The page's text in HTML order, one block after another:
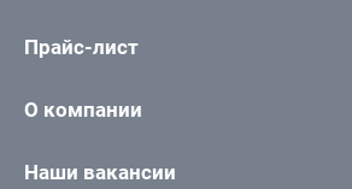
Прайс-лист
О компании
Наши вакансии